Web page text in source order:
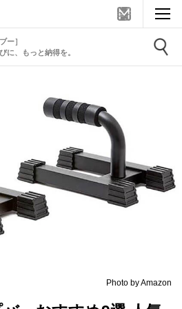
ー］
に、もっと納得を。
Photo by Amazon